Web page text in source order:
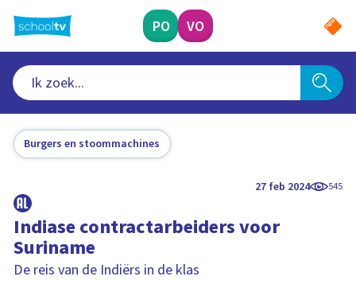
naar
hoofdinhoud
PO VO
Burgers en stoommachines
27 feb 2024 545
Indiase contractarbeiders voor
Suriname
De reis van de Indiërs in de klas